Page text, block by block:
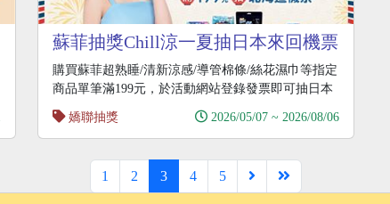
蘇菲抽獎Chill涼一夏抽日本來回機票
購買蘇菲超熟睡/清新涼感/導管棉條/絲花濕巾等指定
商品單筆滿199元，於活動網站登錄發票即可抽日本
北
嬌聯抽獎 2026/05/07 ~ 2026/08/06
1 2 3 4 5